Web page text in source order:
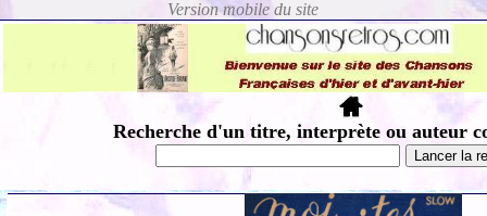
Recherche d'un titre, interprète ou auteur